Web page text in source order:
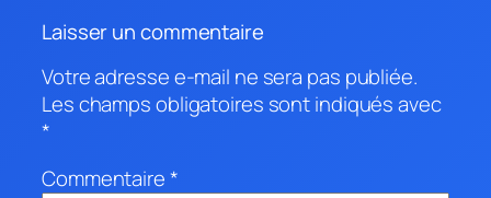
Laisser un commentaire
Votre adresse e-mail ne sera pas publiée.
Les champs obligatoires sont indiqués avec
*
Commentaire*